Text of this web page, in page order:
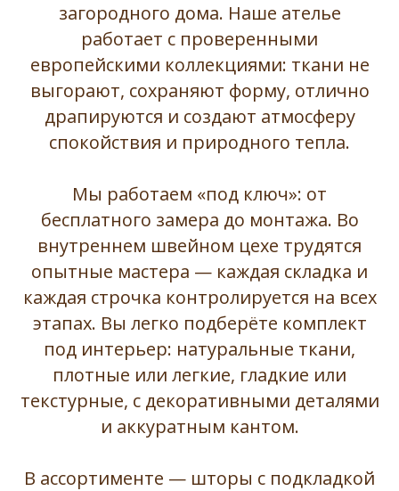
загородного дома. Наше ателье
работает с проверенными
европейскими коллекциями: ткани не
выгорают, сохраняют форму, отлично
драпируются и создают атмосферу
спокойствия и природного тепла.
Мы работаем «под ключ»: от
бесплатного замера до монтажа. Во
внутреннем швейном цехе трудятся
опытные мастера — каждая складка и
каждая строчка контролируется на всех
этапах. Вы легко подберёте комплект
под интерьер: натуральные ткани,
плотные или легкие, гладкие или
текстурные, с декоративными деталями
и аккуратным кантом.
В ассортименте — шторы с подкладкой